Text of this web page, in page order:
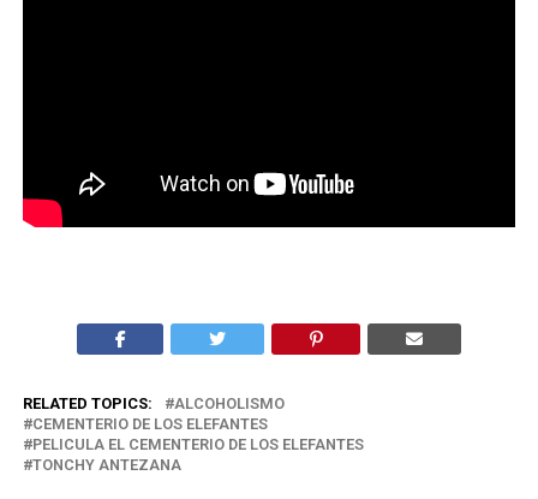
RELATED TOPICS:
ALCOHOLISMO
CEMENTERIO DE LOS ELEFANTES
PELICULA EL CEMENTERIO DE LOS ELEFANTES
TONCHY ANTEZANA